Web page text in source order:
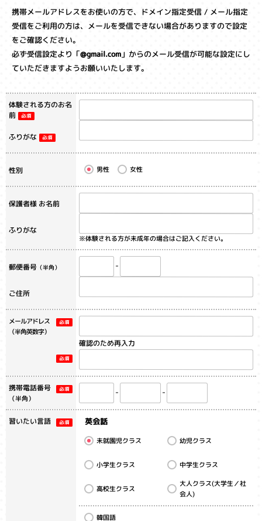
携帯メールアドレスをお使いの方で、ドメイン指定受信 / メール指定
受信をご利用の方は、メールを受信できない場合がありますので設定
をご確認ください｡
必ず受信設定より「@gmail.com」からのメール受信が可能な設定にし
ていただきますようお願いいたします。
体験される方のお名
前
ふりがな
性別 男性 女性
保護者様 お名前
ふりがな
※体験される方が未成年の場合はご記入ください。
郵便番号（半角）
ご住所
メールアドレス
（半角英数字）
確認のため再入力
携帯電話番号
（半角）
習いたい言語 英会話
未就園児クラス 幼児クラス
小学生クラス 中学生クラス
高校生クラス
大人クラス(大学生／社
会人)
韓国語